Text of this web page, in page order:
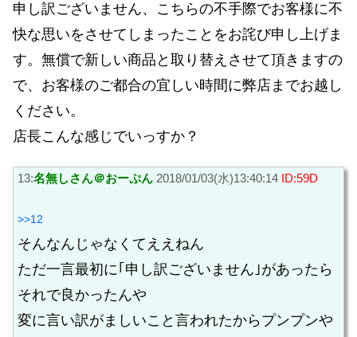
申し訳ございません、こちらの不手際でお客様に不
快な思いをさせてしまったことをお詫び申し上げま
す。無償で新しい商品と取り替えさせて頂きますの
で、お客様のご都合の宜しい時間に弊店までお越し
ください。
店長こんな感じでいっすか？
13:名無しさん＠おーぷん 2018/01/03(水)13:40:14 ID:59D
>>12
そんなんじゃなくてええねん
ただ一言最初に｢申し訳ございません｣があったら
それで良かったんや
変に言い訳がましいこと言われたからプンプンや